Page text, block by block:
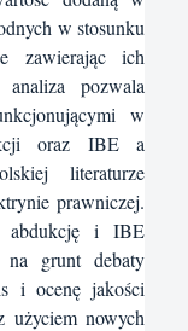
w stosunku
zawierając ich
analiza pozwala
w
oraz IBE a
literaturze
prawniczej.
abdukcję i IBE
na grunt debaty
i ocenę jakości
użyciem nowych